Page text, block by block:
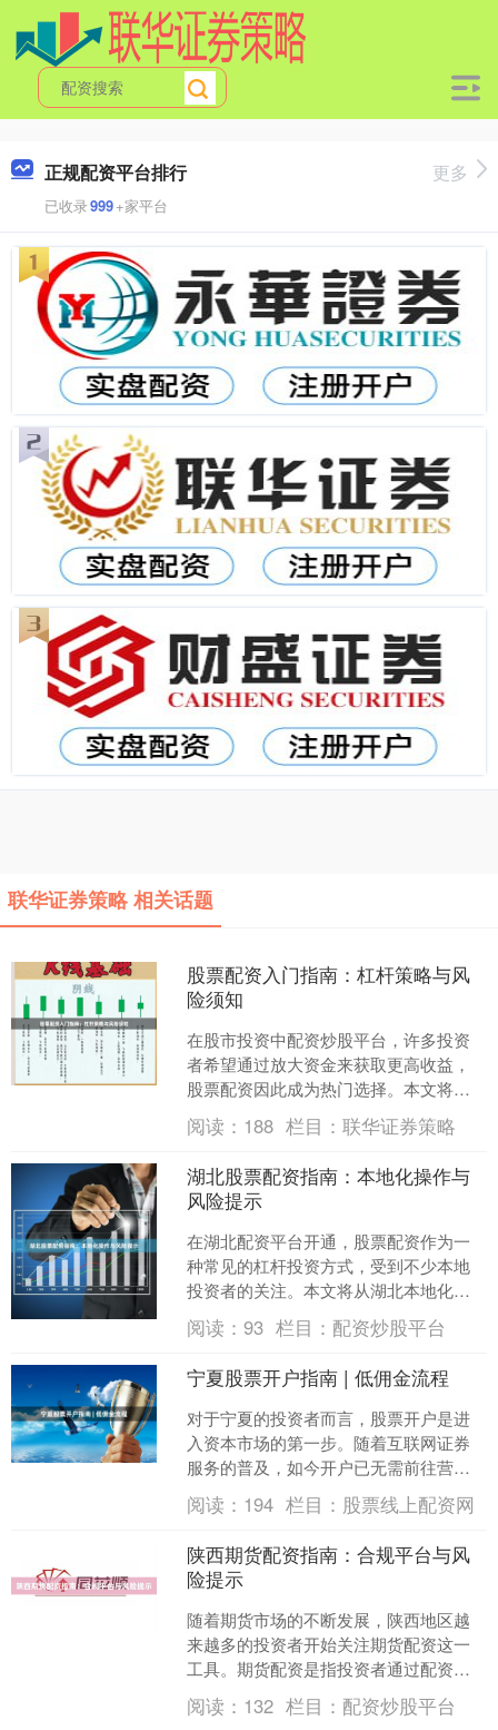
正规配资平台排行
已收录999+家平台
更多
联华证券策略 相关话题
股票配资入门指南：杠杆策略与风
险须知
在股市投资中配资炒股平台，许多投资
者希望通过放大资金来获取更高收益，
股票配资因此成为热门选择。本文将系
统介绍股票配资的基本概念、杠杆策略
的核心要点以及必须掌握的....
阅读： 188 栏目：联华证券策略
湖北股票配资指南：本地化操作与
风险提示
在湖北配资平台开通，股票配资作为一
种常见的杠杆投资方式，受到不少本地
投资者的关注。本文将从湖北本地化操
作流程、注意事项及风险提示三个方
面，为您提供一份实用的配资....
阅读：93 栏目： 配资炒股平台
宁夏股票开户指南 | 低佣金流程
对于宁夏的投资者而言，股票开户是进
入资本市场的第一步。随着互联网证券
服务的普及，如今开户已无需前往营业
部排队，通过手机即可完成全部操作。
本文将为您梳理宁夏地区股....
阅读： 194 栏目： 股票线上配资网
陕西期货配资指南：合规平台与风
险提示
随着期货市场的不断发展，陕西地区越
来越多的投资者开始关注期货配资这一
工具。期货配资是指投资者通过配资平
台借入资金，以放大交易杠杆，从而在
期货市场中博取更高收益。....
阅读： 132 栏目： 配资炒股平台